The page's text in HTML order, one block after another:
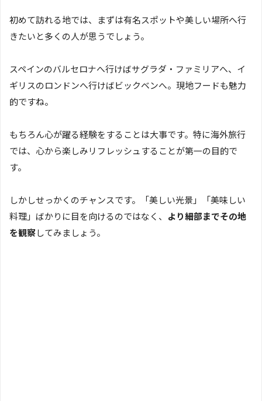
初めて訪れる地では、まずは有名スポットや美しい場所へ行
きたいと多くの人が思うでしょう。
スペインのバルセロナへ行けばサグラダ・ファミリアへ、イ
ギリスのロンドンへ行けばビックベンへ。現地フードも魅力
的ですね。
もちろん心が躍る経験をすることは大事です。特に海外旅行
では、心から楽しみリフレッシュすることが第一の目的で
す。
しかしせっかくのチャンスです。「美しい光景」「美味しい
料理」ばかりに目を向けるのではなく、 より細部までその地
を観察してみましょう。